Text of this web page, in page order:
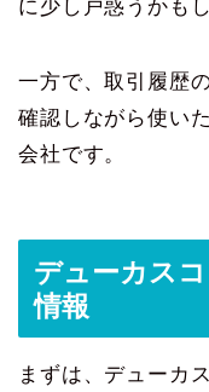
に少し戸惑うかも
一方で、取引履歴
確認しながら使い
会社です。
デューカス
情報
まずは、デューカ